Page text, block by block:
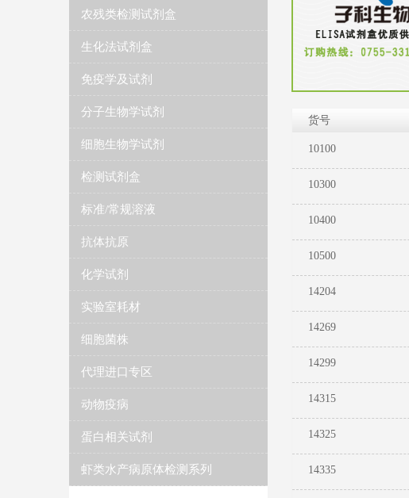
农残类检测试剂盒
生化法试剂盒
免疫学及试剂
分子生物学试剂
细胞生物学试剂
检测试剂盒
标准/常规溶液
抗体抗原
化学试剂
实验室耗材
细胞菌株
代理进口专区
动物疫病
蛋白相关试剂
虾类水产病原体检测系列
货号
10100
10300
10400
10500
14204
14269
14299
14315
14325
14335​